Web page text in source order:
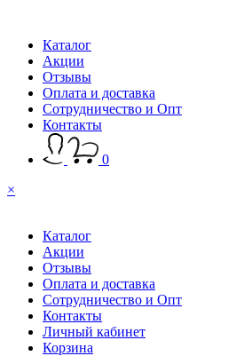
Каталог
Акции
Отзывы
Оплата и доставка
Сотрудничество и Опт
Контакты
0
×
Каталог
Акции
Отзывы
Оплата и доставка
Сотрудничество и Опт
Контакты
Личный кабинет
Корзина